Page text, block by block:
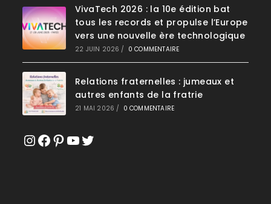
VivaTech 2026 : la 10e édition bat
tous les records et propulse l’Europe
vers une nouvelle ère technologique
22 JUIN 2026 / 0 COMMENTAIRE
Relations fraternelles : jumeaux et
autres enfants de la fratrie
21 MAI 2026 / 0 COMMENTAIRE
Instagram
Facebook
Pinterest
YouTube
Twitter